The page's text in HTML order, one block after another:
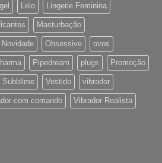
Lelo Lingerie Feminina
Masturbação
Novidade Obsessive ovos
Pipedream plugs Promoção
Subblime Vestido vibrador
com comando Vibrador Realista